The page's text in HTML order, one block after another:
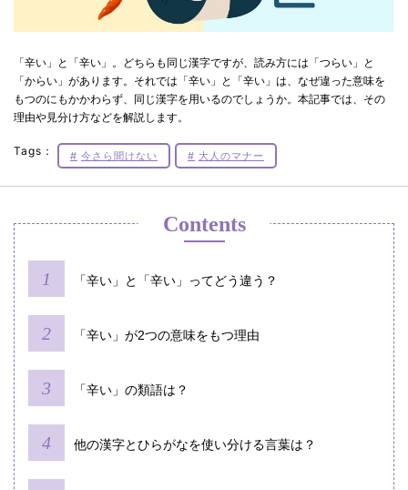
「辛い」と「辛い」。どちらも同じ漢字ですが、読み方には「つらい」と
「からい」があります。それでは「辛い」と「辛い」は、なぜ違った意味を
もつのにもかかわらず、同じ漢字を用いるのでしょうか。本記事では、その
理由や見分け方などを解説します。
Tags： 今さら聞けない 大人のマナー
Contents
「辛い」と「辛い」ってどう違う？
「辛い」が2つの意味をもつ理由
「辛い」の類語は？
他の漢字とひらがなを使い分ける言葉は？